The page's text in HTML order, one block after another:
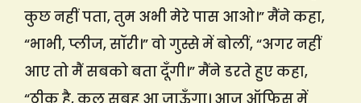
कुछ नहीं पता, तुम अभी मेरे पास आओ।” मैंने कहा,
“भाभी, प्लीज, सॉरी।” वो गुस्से में बोलीं, “अगर नहीं
आए तो मैं सबको बता दूँगी।” मैंने डरते हुए कहा,
“ठीक है, कल सुबह आ जाऊँगा। आज ऑफिस में